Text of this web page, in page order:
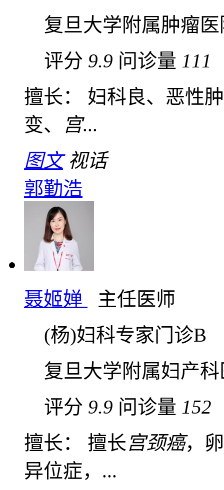
复旦大学附属肿瘤
评分 9.9 问诊量 111
擅长： 妇科良、恶性
变、
宫...
图文 视话
郭勤浩
聂姬婵
主任医师
(杨)妇科专家门诊B
复旦大学附属妇产
评分 9.9 问诊量 152
擅长： 擅长宫颈癌，
异位症，...